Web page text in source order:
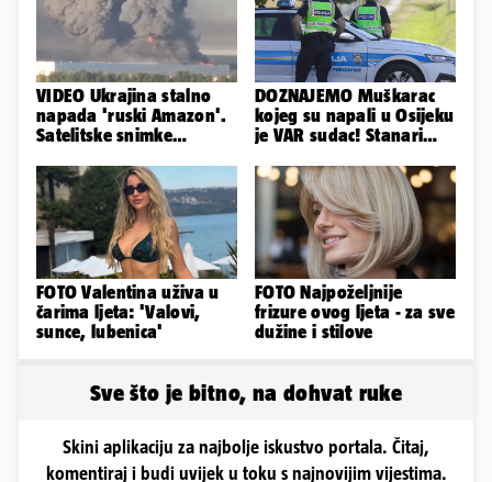
VIDEO Ukrajina stalno
napada 'ruski Amazon'.
Satelitske snimke
DOZNAJEMO Muškarac
kojeg su napali u Osijeku
je VAR sudac! Stanari
FOTO Valentina uživa u
čarima ljeta: 'Valovi,
sunce, lubenica'
FOTO Najpoželjnije
frizure ovog ljeta - za sve
dužine i stilove
Sve što je bitno, na dohvat ruke
Skini aplikaciju za najbolje iskustvo portala. Čitaj,
komentiraj i budi uvijek u toku s najnovijim vijestima.